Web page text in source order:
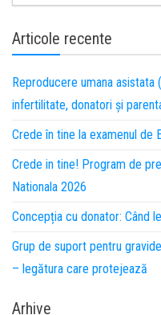
Articole recente
Reproducere umana
infertilitate, donatori și
Crede în tine la examenul de
Crede in tine! Program de
Nationala 2026
Concepția cu donator: Când
Grup de suport pentru
– legătura care protejează
Arhive